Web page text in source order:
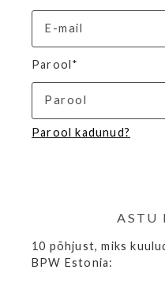
Parool*
Parool kadunud?
ASTU
10 põhjust, miks
BPW Estonia: